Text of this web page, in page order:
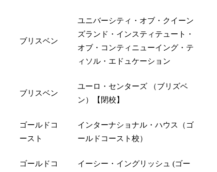
ブリスベン
ユニバーシティ・オブ・クイーン
ズランド・インスティテュート・
オブ・コンティニューイング・テ
ィソル・エドュケーション
ブリスベン
ユーロ・センターズ （ブリズベ
ン）【閉校】
ゴールドコ
ースト
インターナショナル・ハウス（ゴ
ールドコースト校）
ゴールドコ
イーシー・イングリッシュ (ゴー